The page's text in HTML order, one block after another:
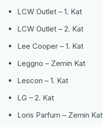
LCW Outlet – 1. Kat
LCW Outlet – 2. Kat
Lee Cooper – 1. Kat
Leggno – Zemin Kat
Lescon – 1. Kat
LG – 2. Kat
Loris Parfum – Zemin Kat